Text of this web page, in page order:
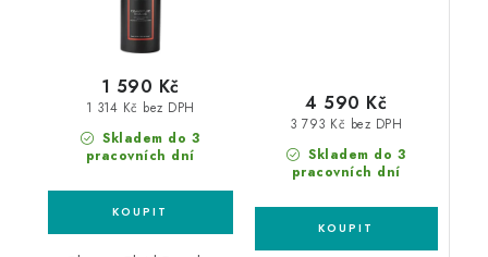
Skladem do 3
pracovních dní
1 314 Kč bez DPH
1 590 Kč
Skladem do 3
pracovních dní
3 793 Kč bez DPH
4 590 Kč